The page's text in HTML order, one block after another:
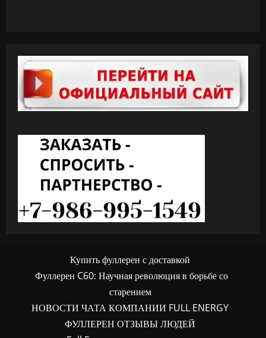
Купить фуллерен с доставкой
Фуллерен C60: Научная революция в борьбе со
старением
НОВОСТИ ЧАТА КОМПАНИИ FULL ENERGY
ФУЛЛЕРЕН ОТЗЫВЫ ЛЮДЕЙ